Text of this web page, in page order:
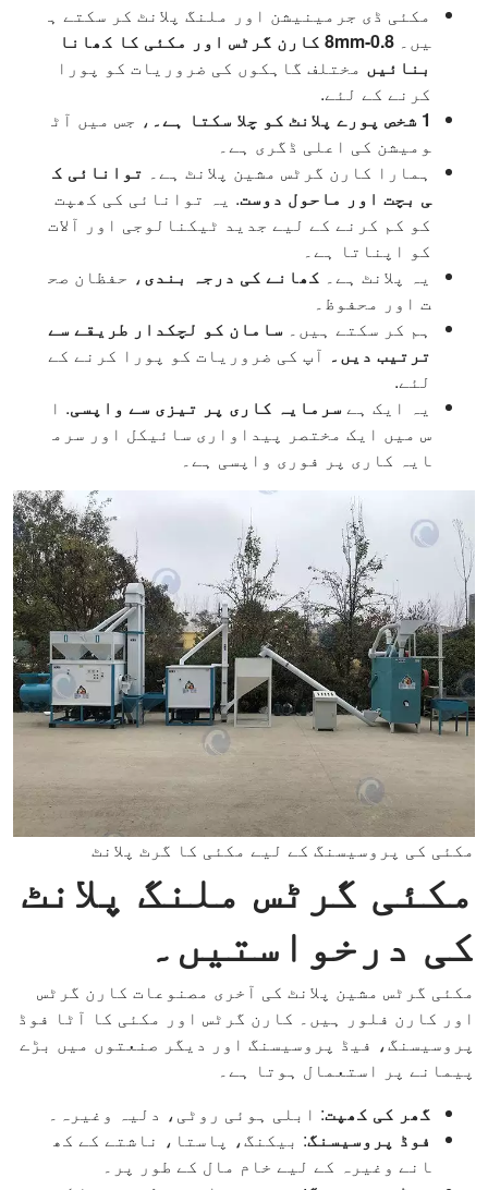
مکئی ڈی جرمینیشن اور ملنگ پلانٹ کر سکتے ہ
یں۔
0.8-8mm کارن گرٹس اور مکئی کا کھانا
بنائیں مختلف گاہکوں کی ضروریات کو پورا
کرنے کے لئے.
1 شخص پورے پلانٹ کو چلا سکتا ہے۔
، جس میں آٹ
ومیشن کی اعلی ڈگری ہے۔
ہمارا کارن گرٹس مشین پلانٹ ہے۔ توانائی ک
ی بچت اور ماحول دوست. یہ توانائی کی کھپت
کو کم کرنے کے لیے جدید ٹیکنالوجی اور آلات
کو اپناتا ہے۔
یہ پلانٹ ہے۔ کھانے کی درجہ بندی، حفظان صح
ت اور محفوظ۔
ہم کر سکتے ہیں۔ سامان کو لچکدار طریقے سے
ترتیب دیں۔ آپ کی ضروریات کو پورا کرنے کے
لئے.
یہ ایک ہےسرمایہ کاری پر تیزی سے واپسی. ا
س میں ایک مختصر پیداواری سائیکل اور سرم
ایہ کاری پر فوری واپسی ہے۔
مکئی کی پروسیسنگ کے لیے مکئی کا گرٹ پلانٹ
مکئی گرٹس ملنگ پلانٹ
کی درخواستیں۔
مکئی گرٹس مشین پلانٹ کی آخری مصنوعات کارن گرٹس
اور کارن فلور ہیں۔ کارن گرٹس اور مکئی کا آٹا فوڈ
پروسیسنگ، فیڈ پروسیسنگ اور دیگر صنعتوں میں بڑے
پیمانے پر استعمال ہوتا ہے۔
گھر کی کھپت: ابلی ہوئی روٹی، دلیہ وغیرہ۔
فوڈ پروسیسنگ: بیکنگ، پاستا، ناشتے کے کھ
انے وغیرہ کے لیے خام مال کے طور پر۔